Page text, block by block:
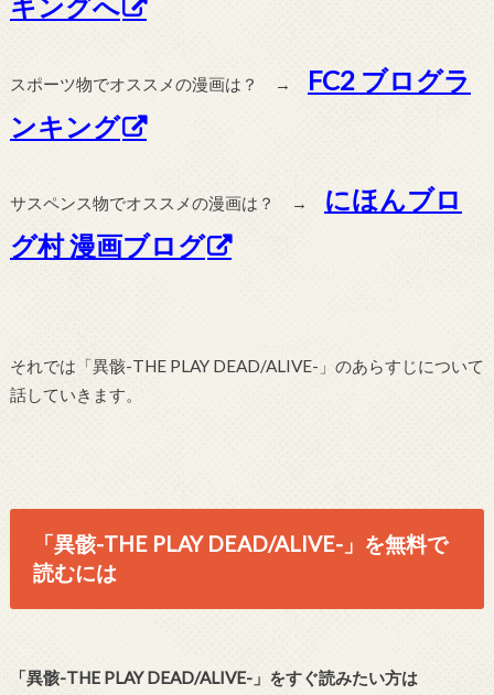
スポーツ物でオススメの漫画は？ →
FC2 ブログラ
ンキング
サスペンス物でオススメの漫画は？ →
にほんブロ
グ村 漫画ブログ
それでは「異骸-THE PLAY DEAD/ALIVE-」のあらすじについて
話していきます。
「異骸-THE PLAY DEAD/ALIVE-」を無料で
読むには
「異骸-THE PLAY DEAD/ALIVE-」をすぐ読みたい方は